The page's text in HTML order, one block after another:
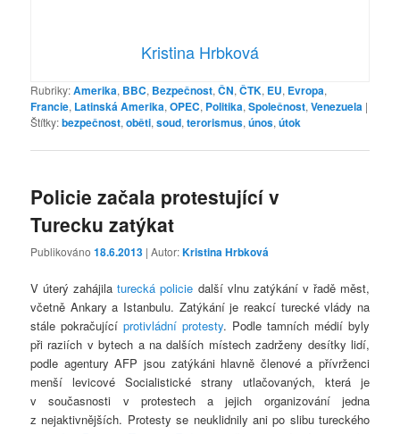
Kristina Hrbková
Rubriky:Amerika, BBC, Bezpečnost,ČN,ČTK, EU, Evropa,
Francie, Latinská Amerika,OPEC, Politika,Společnost,Venezuela |
Štítky:bezpečnost,oběti,soud,terorismus,únos,útok
Policie začala protestující v
Turecku zatýkat
Publikováno18.6.2013 | Autor:Kristina Hrbková
V úterý zahájilaturecká policie další vlnu zatýkání v řadě měst,
včetně Ankary a Istanbulu. Zatýkání je reakcí turecké vlády na
stále pokračujícíprotivládní protesty. Podle tamních médií byly
při raziích v bytech a na dalších místech zadrženy desítky lidí,
podle agentury AFP jsou zatýkáni hlavně členové a přívrženci
menší levicové Socialistické strany utlačovaných, která je
v současnosti v protestech a jejich organizování jedna
z nejaktivnějších. Protesty se neuklidnily ani po slibu tureckého